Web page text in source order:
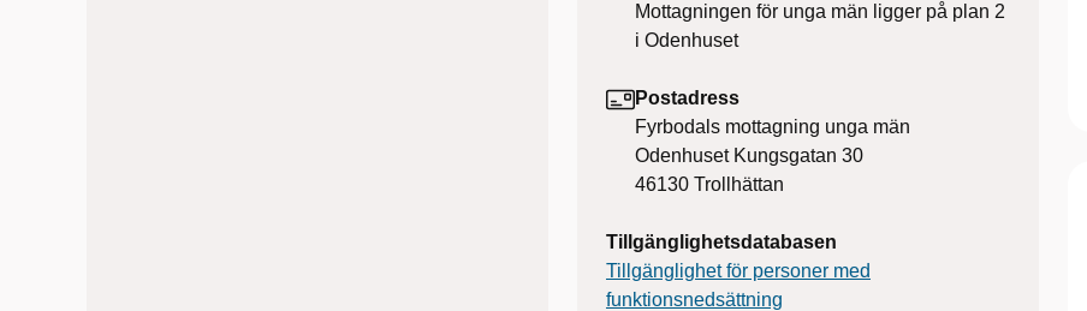
Mottagningen för unga män ligger på plan 2
i Odenhuset
Postadress
Fyrbodals mottagning unga män
Odenhuset Kungsgatan 30
46130 Trollhättan
Tillgänglighetsdatabasen
Tillgänglighet för personer med
funktionsnedsättning